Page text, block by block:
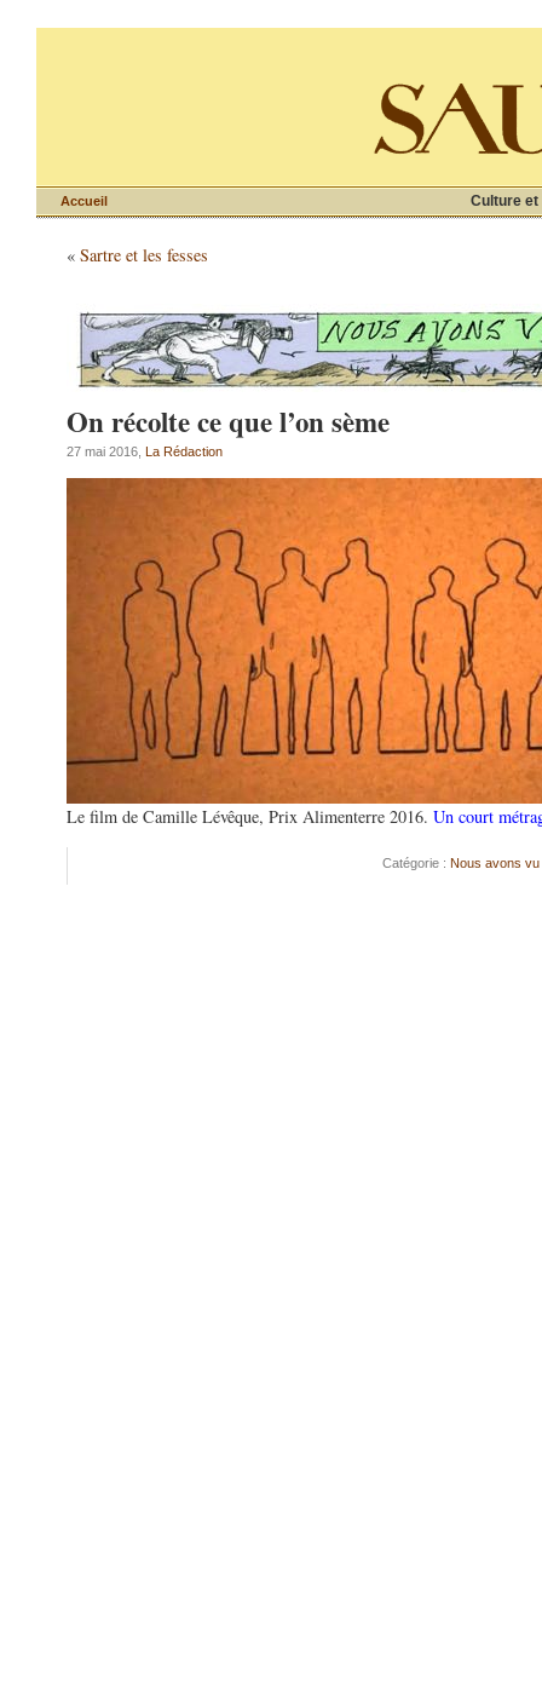
Culture et
Accueil
« Sartre et les fesses
On récolte ce que l’on sème
27 mai 2016, La Rédaction
Le film de Camille Lévêque, Prix Alimenterre 2016. Un court
Catégorie : Nous avons vu